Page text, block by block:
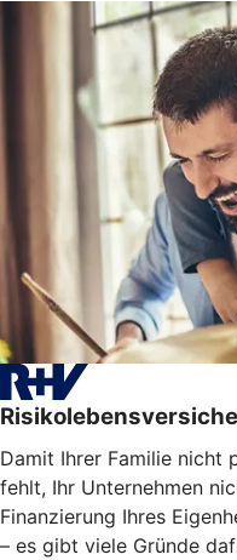
Damit Ihrer Familie nicht
fehlt, Ihr Unternehmen
Finanzierung Ihres
– es gibt viele Gründe